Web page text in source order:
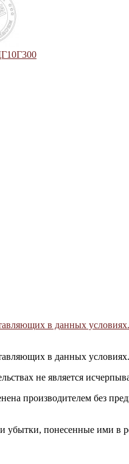
в данных условиях.
в данных условиях.
не является
производителем без
понесенные ими в